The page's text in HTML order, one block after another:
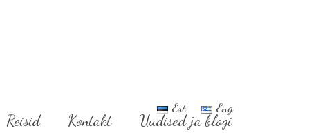
Reisid Kontakt Uudised ja blogi
Est Eng